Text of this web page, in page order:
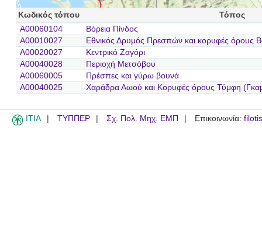
Κωδικός τόπου
Τόπος
A00060104
Βόρεια Πίνδος
A00010027
Εθνικός Δρυμός Πρεσπών και κορυφές όρους
A00020027
Κεντρικό Ζαγόρι
A00040028
Περιοχή Μετσόβου
A00060005
Πρέσπες και γύρω βουνά
A00040025
Χαράδρα Αωού και Κορυφές όρους Τύμφη
ITIA ΤΥΠΠΕΡ Σχ. Πολ. Μηχ. ΕΜΠ Επικοινωνία: